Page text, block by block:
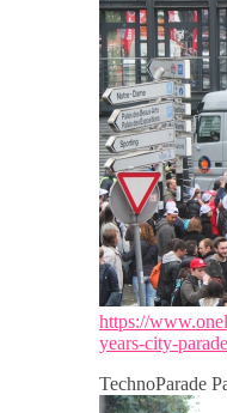
https://
years-city-parade
TechnoParade